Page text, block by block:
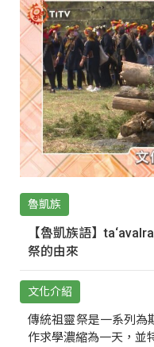
魯凱族
【魯凱族語】
祭的由來
文化介紹
傳統祖靈祭是一系列為
作求學濃縮為一天，並